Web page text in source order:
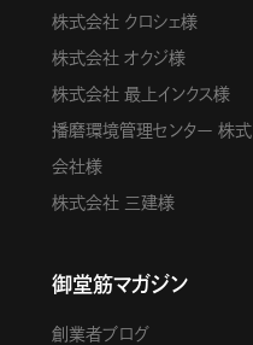
株式会社 クロシェ様
株式会社 オクジ様
株式会社 最上インクス様
播磨環境管理センター 株式
会社様
株式会社 三建様
御堂筋マガジン
創業者ブログ